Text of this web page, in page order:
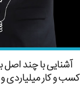
آشنایی با چند
کسب و کار میلیاردی